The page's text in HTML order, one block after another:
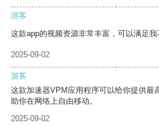
游客
这款app的视频资源非常丰富，可以满足我
2025-09-02
游客
这款加速器VPM应用程序可以给你提供最
助你在网络上自由移动。
2025-09-02